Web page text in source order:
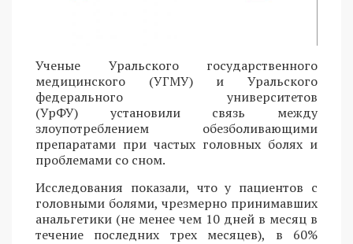
Ученые Уральского государственного
медицинского (УГМУ) и Уральского
федерального университетов
(УрФУ) установили связь между
злоупотреблением обезболивающими
препаратами при частых головных болях и
проблемами со сном.
Исследования показали, что у пациентов с
головными болями, чрезмерно принимавших
анальгетики (не менее чем 10 дней в месяц в
течение последних трех месяцев), в 60%